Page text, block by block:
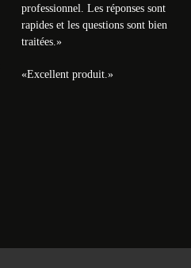
professionnel. Les réponses sont
rapides et les questions sont bien
traitées.»
«Excellent produit.»